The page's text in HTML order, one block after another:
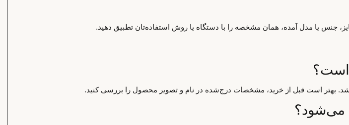
جنس یا مدل آمده، همان مشخصه را با دستگاه یا روش استفاده‌تان تطبیق دهید.
است؟
بهتر است قبل از خرید، مشخصات درج‌شده در نام و تصویر محصول را بررسی کنید.
می‌شود؟